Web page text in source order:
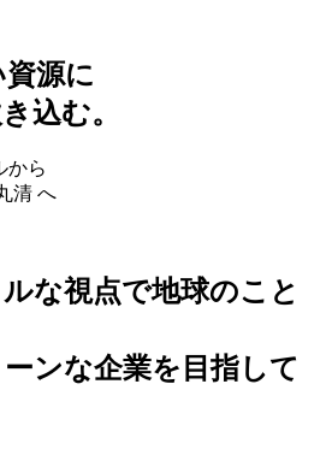
源に
込む。
から
清 へ
な視点で地球のこと
ンな企業を目指して